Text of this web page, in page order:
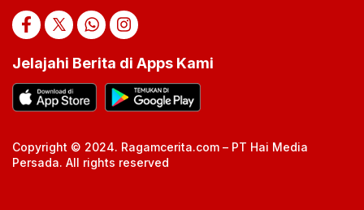
Jelajahi Berita di Apps Kami
Copyright © 2024. Ragamcerita.com – PT Hai Media
Persada. All rights reserved